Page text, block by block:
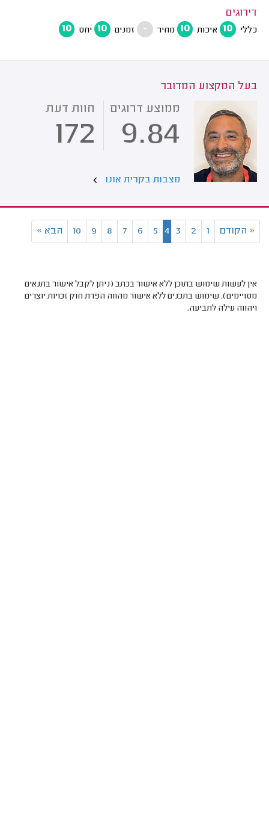
דירוגים
כללי 10 איכות 10 מחיר - זמנים 10 יחס 10
בעל המקצוע המדובר
ממוצע דרוגים
9.84
חוות דעת
172
מצבות בקרית אונו
« הקודם 1
2
3
4
5
6
7
8
9
10 הבא »
אין לעשות שימוש בתוכן ללא אישור בכתב (ניתן לקבל אישור בתנאים
מסויימים). שימוש בתכנים ללא אישור מהווה הפרת חוק זכויות יוצרים
ויהווה עילה לתביעה.